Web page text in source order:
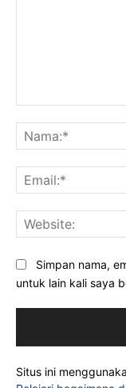
Simpan nama,
untuk lain kali saya
Situs ini